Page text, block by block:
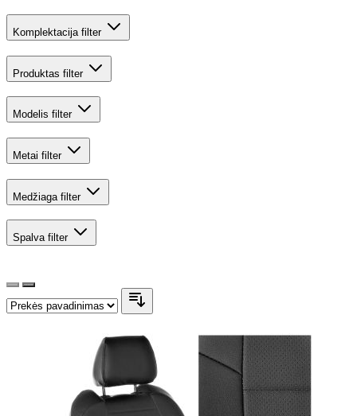
Komplektacija filter
Produktas filter
Modelis filter
Metai filter
Medžiaga filter
Spalva filter